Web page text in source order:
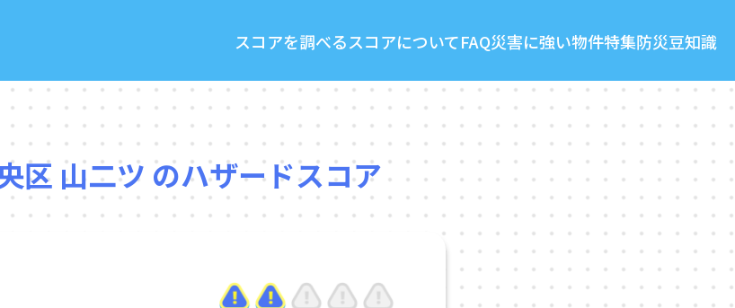
スコアを調べるスコアについてFAQ災害に強い物件特集防災豆知識
区 山二ツ のハザードスコア